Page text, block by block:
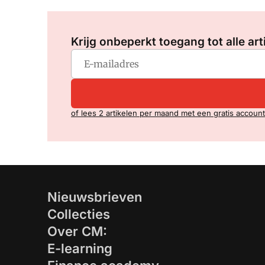
Krijg onbeperkt toegang tot alle
of lees 2 artikelen per maand met een gratis account
Nieuwsbrieven
Collecties
Over CM:
E-learning